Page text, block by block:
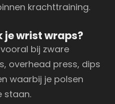
krachttraining.
je wrist wraps?
bij zware
overhead press, dips
waarbij je polsen
staan.